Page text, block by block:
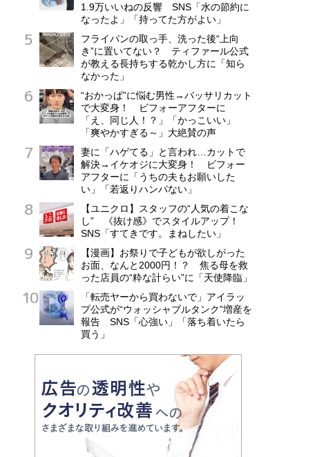
1.9万いいねの反響 SNS「水の節約に
なったよ」「持ってた方がよい」
フライパンの取っ手、洗った後“上向
き”に置いてない？ ティファール公式
が教える長持ちする乾かし方に「知ら
なかった」
“おかっぱ”に悩む男性→バッサリカット
で大変身！ ビフォーアフターに
「え、同じ人！？」「かっこいい」
「爽やかすぎる～」大絶賛の声
妻に「ハゲてる」と言われ…カットで
解決→イケオジに大変身！ ビフォー
アフターに「うちの夫もお願いした
い」「若返りハンパない」
【ユニクロ】スタッフの“人気の着こな
し” 《抜け感》でスタイルアップ！
SNS「すてきです。まねしたい」
【漫画】お祭りで子どもが欲しがった
お面、なんと2000円！？ 焦る母を救
った店員の“粋な計らい”に「天使降臨」
「転売ヤーから買わないで」アイラッ
プ公式が“ウォッシャブルタンク”増産を
報告 SNS「心強い」「落ち着いたら
買う」